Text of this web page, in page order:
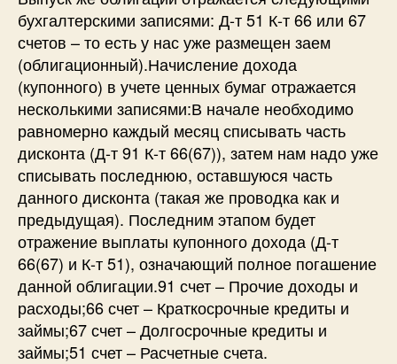
бухгалтерскими записями: Д-т 51 К-т 66 или 67
счетов – то есть у нас уже размещен заем
(облигационный).Начисление дохода
(купонного) в учете ценных бумаг отражается
несколькими записями:В начале необходимо
равномерно каждый месяц списывать часть
дисконта (Д-т 91 К-т 66(67)), затем нам надо уже
списывать последнюю, оставшуюся часть
данного дисконта (такая же проводка как и
предыдущая). Последним этапом будет
отражение выплаты купонного дохода (Д-т
66(67) и К-т 51), означающий полное погашение
данной облигации.91 счет – Прочие доходы и
расходы;66 счет – Краткосрочные кредиты и
займы;67 счет – Долгосрочные кредиты и
займы;51 счет – Расчетные счета.